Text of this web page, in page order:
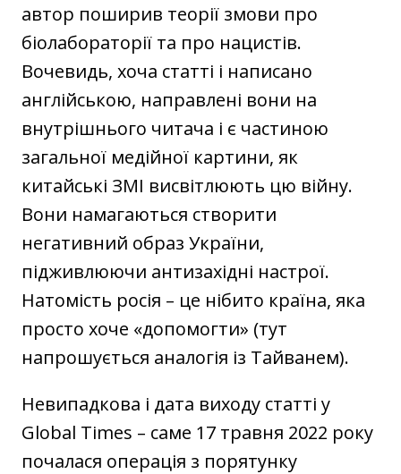
автор поширив теорії змови про
біолабораторії та про нацистів.
Вочевидь, хоча статті і написано
англійською, направлені вони на
внутрішнього читача і є частиною
загальної медійної картини, як
китайські ЗМІ висвітлюють цю війну.
Вони намагаються створити
негативний образ України,
підживлюючи антизахідні настрої.
Натомість росія – це нібито країна, яка
просто хоче «допомогти» (тут
напрошується аналогія із Тайванем).
Невипадкова і дата виходу статті у
Global Times – саме 17 травня 2022 року
почалася операція з порятунку